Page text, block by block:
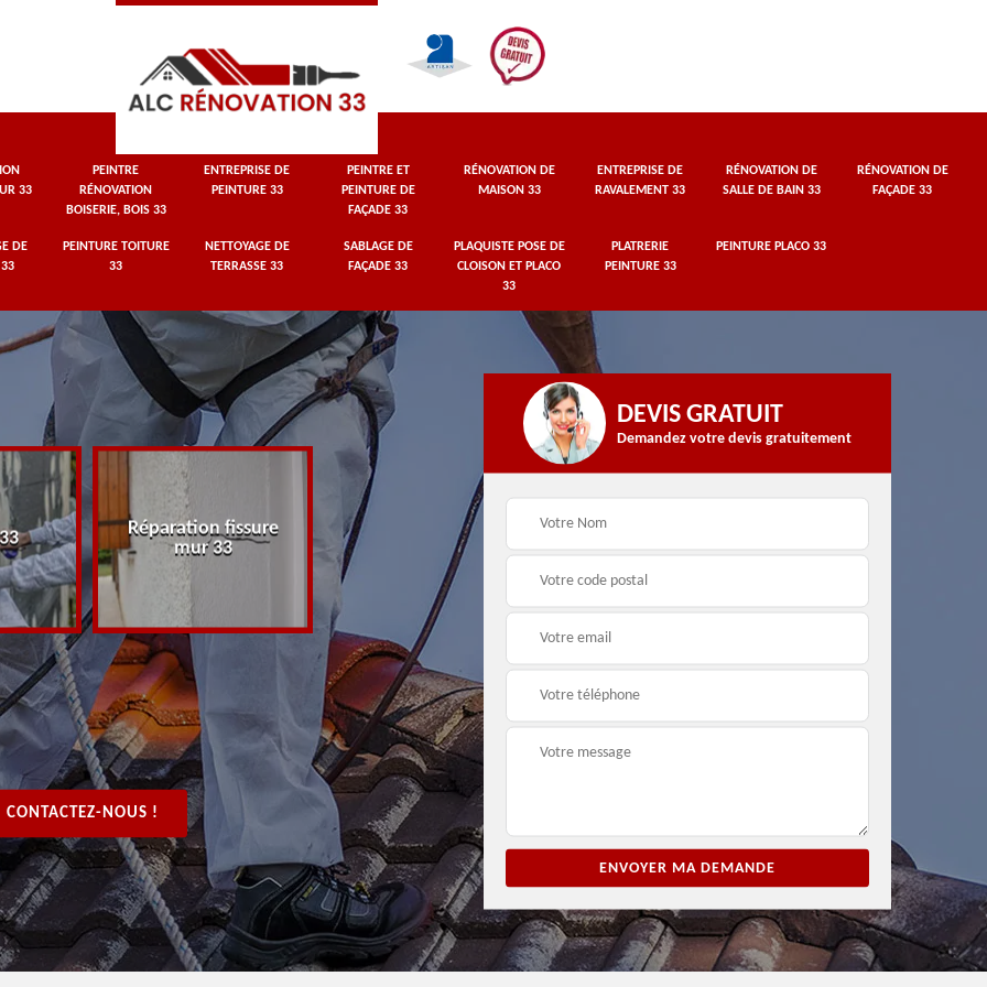
33
PEINTRE
RÉNOVATION
BOISERIE, BOIS 33
ENTREPRISE DE
PEINTURE 33
PEINTRE ET
PEINTURE DE
FAÇADE 33
RÉNOVATION DE
MAISON 33
ENTREPRISE DE
RAVALEMENT 33
RÉNOVATION DE
SALLE DE BAIN 33
RÉNOVATION DE
FAÇADE 33
DE
33
PEINTURE TOITURE
33
NETTOYAGE DE
TERRASSE 33
SABLAGE DE
FAÇADE 33
PLAQUISTE POSE DE
CLOISON ET PLACO
33
PLATRERIE
PEINTURE 33
PEINTURE PLACO 33
Réparation fissure
mur 33
Peintre rénovation
boiserie, bois 33
Entreprise de peinture
33
façade 33
CONTACTEZ-NOUS !
DEVIS GRATUIT
Demandez votre devis gratuitement